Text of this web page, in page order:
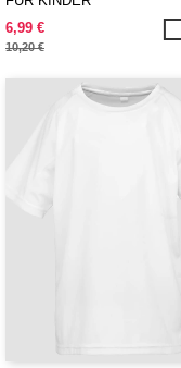
6,99 €
10,20 €